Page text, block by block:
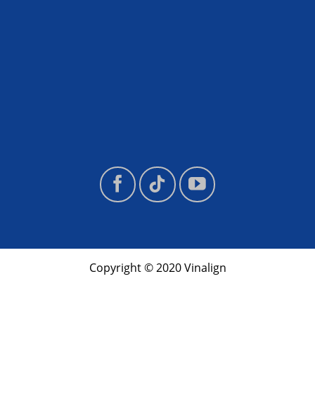
Copyright © 2020 Vinalign